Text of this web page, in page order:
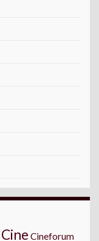
Cine Cineforum